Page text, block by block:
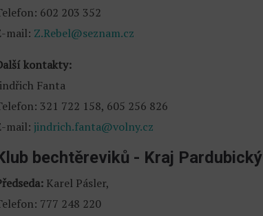
602 203 352
mail: Z.Rebel@seznam.cz
kontakty:
Fanta
321 722 158, 605 256 826
mail: jindrich.fanta@volny.cz
bechtěreviků - Kraj Pardubický
Karel Pásler,
777 248 220